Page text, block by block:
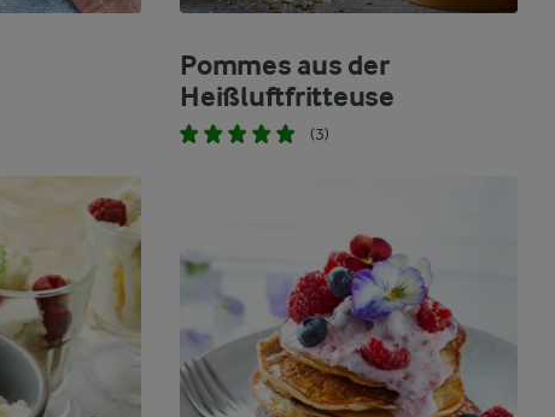
Pommes aus der
Heißluftfritteuse
(3)